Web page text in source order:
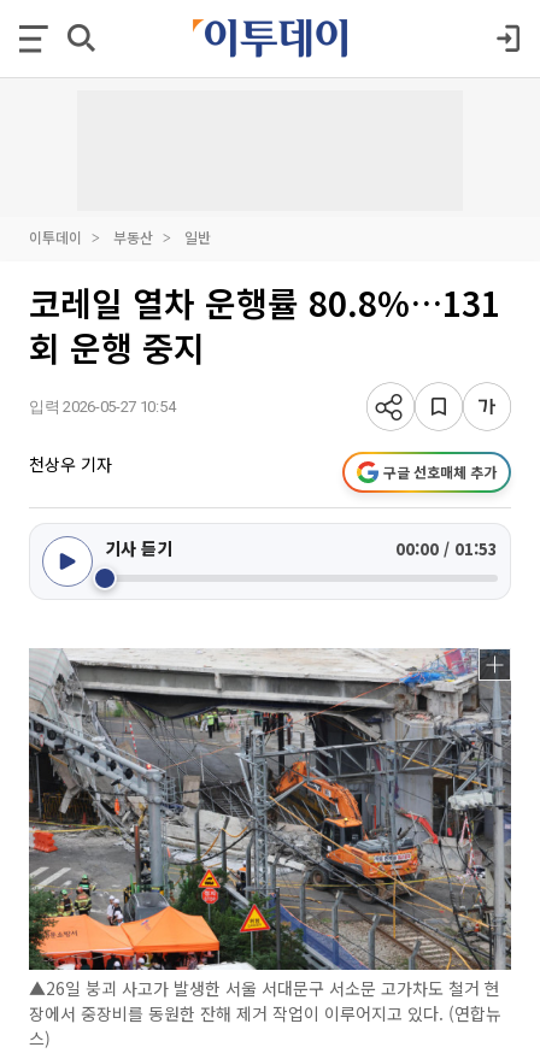
이투데이 부동산 일반
코레일 열차 운행률 80.8%…131
회 운행 중지
입력 2026-05-27 10:54
천상우 기자 구글 선호매체 추가
기사 듣기 00:00 / 01:53
▲26일 붕괴 사고가 발생한 서울 서대문구 서소문 고가차도 철거 현
장에서 중장비를 동원한 잔해 제거 작업이 이루어지고 있다. (연합뉴
스)